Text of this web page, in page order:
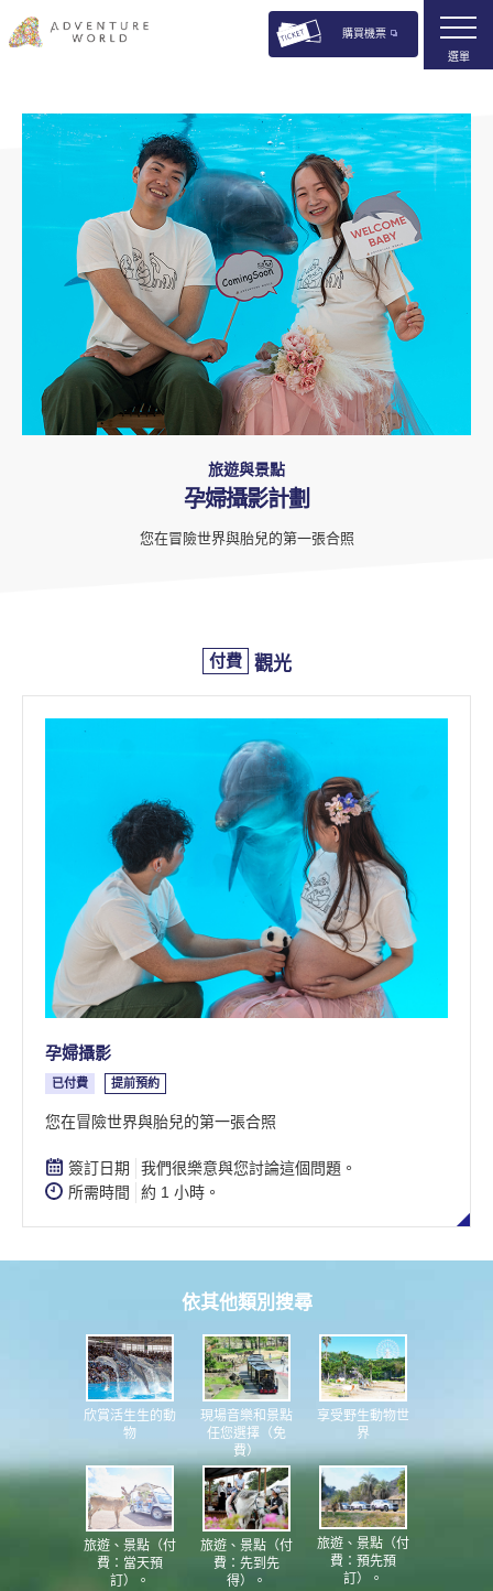
購買機票
選單
旅遊與景點
孕婦攝影計劃
您在冒險世界與胎兒的第一張合照
付費 觀光
孕婦攝影
已付費 提前預約
您在冒險世界與胎兒的第一張合照
簽訂日期
我們很樂意與您討論這個問題。
所需時間
約 1 小時。
依其他類別搜尋
欣賞活生生的動
物
現場音樂和景點
任您選擇（免
費）
享受野生動物世
界
旅遊、景點（付
費：當天預
訂）。
旅遊、景點（付
費：先到先
得）。
旅遊、景點（付
費：預先預
訂）。